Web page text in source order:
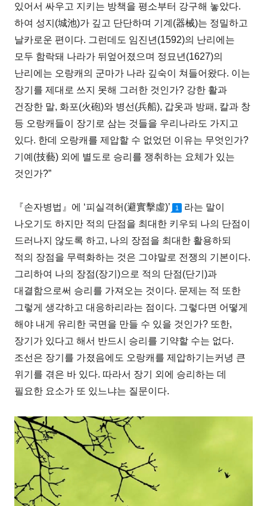
있어서 싸우고 지키는 방책을 평소부터 강구해 놓았다.
하여 성지(城池)가 깊고 단단하며 기계(器械)는 정밀하고
날카로운 편이다. 그런데도 임진년(1592)의 난리에는
모두 함락돼 나라가 뒤엎어졌으며 정묘년(1627)의
난리에는 오랑캐의 군마가 나라 깊숙이 쳐들어왔다. 이는
장기를 제대로 쓰지 못해 그러한 것인가? 강한 활과
건장한 말, 화포(火砲)와 병선(兵船), 갑옷과 방패, 칼과 창
등 오랑캐들이 장기로 삼는 것들을 우리나라도 가지고
있다. 한데 오랑캐를 제압할 수 없었던 이유는 무엇인가?
기예(技藝) 외에 별도로 승리를 쟁취하는 요체가 있는
것인가?”
『손자병법』에 ‘피실격허(避實擊虛)’ 1
라는 말이
나오기도 하지만 적의 단점을 최대한 키우되 나의 단점이
드러나지 않도록 하고, 나의 장점을 최대한 활용하되
적의 장점을 무력화하는 것은 그야말로 전쟁의 기본이다.
그리하여 나의 장점(장기)으로 적의 단점(단기)과
대결함으로써 승리를 가져오는 것이다. 문제는 적 또한
그렇게 생각하고 대응하리라는 점이다. 그렇다면 어떻게
해야 내게 유리한 국면을 만들 수 있을 것인가? 또한,
장기가 있다고 해서 반드시 승리를 기약할 수는 없다.
조선은 장기를 가졌음에도 오랑캐를 제압하기는커녕 큰
위기를 겪은 바 있다. 따라서 장기 외에 승리하는 데
필요한 요소가 또 있느냐는 질문이다.